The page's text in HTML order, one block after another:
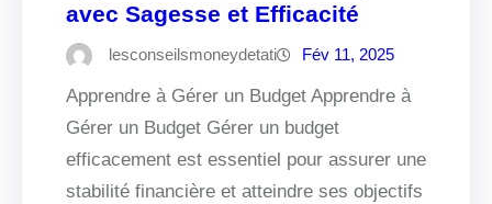
avec Sagesse et Efficacité
lesconseilsmoneydetati Fév 11, 2025
Apprendre à Gérer un Budget Apprendre à
Gérer un Budget Gérer un budget
efficacement est essentiel pour assurer une
stabilité financière et atteindre ses objectifs